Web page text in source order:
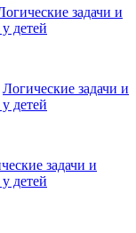
задачи и
детей
Логические задачи и
детей
задачи и
детей